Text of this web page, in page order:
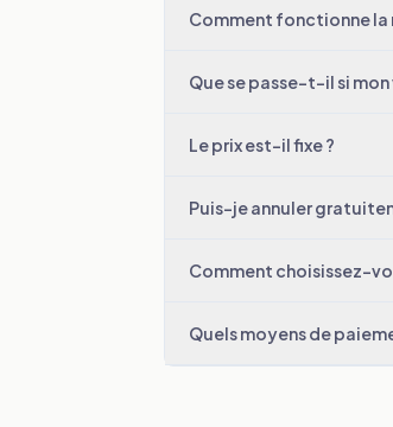
Comment fonctionne la
Que se passe-t-il si
Le prix est-il fixe ?
Puis-je annuler
Comment choisissez-
Quels moyens de